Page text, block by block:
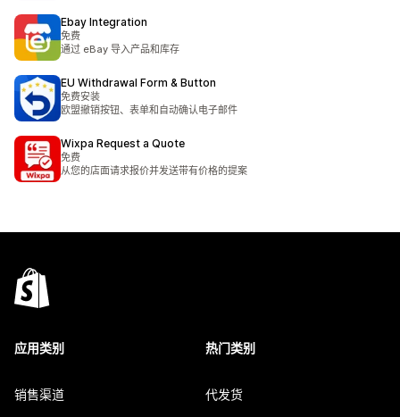
Ebay Integration
免费
通过 eBay 导入产品和库存
EU Withdrawal Form & Button
免费安装
欧盟撤销按钮、表单和自动确认电子邮件
Wixpa Request a Quote
免费
从您的店面请求报价并发送带有价格的提案
应用类别
销售渠道
热门类别
代发货